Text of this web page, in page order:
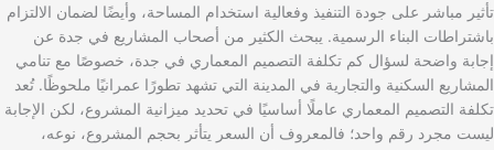
تأثير مباشر على جودة التنفيذ وفعالية استخدام المساحة، وأيضًا لضمان الالتزام
باشتراطات البناء الرسمية. يبحث الكثير من أصحاب المشاريع في جدة عن
إجابة واضحة لسؤال كم تكلفة التصميم المعماري في جدة، خصوصًا مع تنامي
المشاريع السكنية والتجارية في المدينة التي تشهد تطورًا عمرانيًا ملحوظًا. تُعد
تكلفة التصميم المعماري عاملًا أساسيًا في تحديد ميزانية المشروع، لكن الإجابة
ليست مجرد رقم واحد؛ فالمعروف أن السعر يتأثر بحجم المشروع، نوعه،